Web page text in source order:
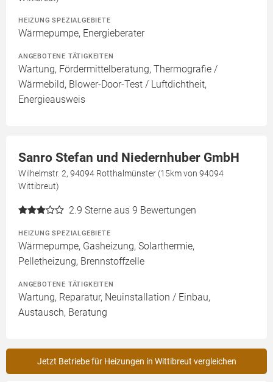
HEIZUNG SPEZIALGEBIETE
Wärmepumpe, Energieberater
ANGEBOTENE TÄTIGKEITEN
Wartung, Fördermittelberatung, Thermografie /
Wärmebild, Blower-Door-Test / Luftdichtheit,
Energieausweis
Sanro Stefan und Niedernhuber GmbH
Wilhelmstr. 2, 94094 Rotthalmünster (15km von 94094
Wittibreut)
2.9 Sterne aus 9 Bewertungen
HEIZUNG SPEZIALGEBIETE
Wärmepumpe, Gasheizung, Solarthermie,
Pelletheizung, Brennstoffzelle
ANGEBOTENE TÄTIGKEITEN
Wartung, Reparatur, Neuinstallation / Einbau,
Austausch, Beratung
Jetzt Betriebe für Heizungen in Wittibreut vergleichen